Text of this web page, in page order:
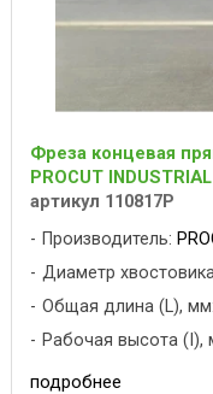
Фреза концевая
PROCUT INDUSTRIAL
артикул 110817P
Производитель:
Диаметр
Общая длина (L),
Рабочая высота (I),
подробнее